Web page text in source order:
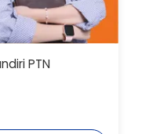
PTN